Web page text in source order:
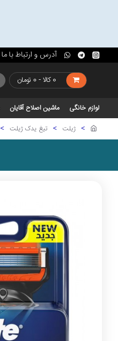
آدرس و ارتباط با ما
0 کالا - 0 تومان
لوازم خانگی ماشین اصلاح آقایان
ژیلت
تیغ یدک ژیلت